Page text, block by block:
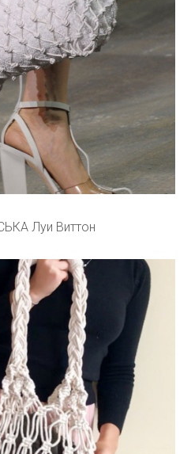
Луи Виттон